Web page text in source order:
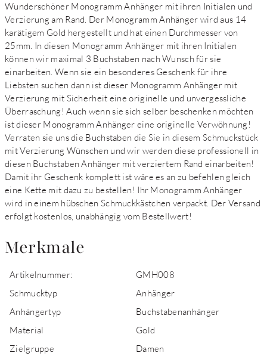
Wunderschöner Monogramm Anhänger mit ihren Initialen und
Verzierung am Rand. Der Monogramm Anhänger wird aus 14
karätigem Gold hergestellt und hat einen Durchmesser von
25mm. In diesen Monogramm Anhänger mit ihren Initialen
können wir maximal 3 Buchstaben nach Wunsch für sie
einarbeiten. Wenn sie ein besonderes Geschenk für ihre
Liebsten suchen dann ist dieser Monogramm Anhänger mit
Verzierung mit Sicherheit eine originelle und unvergessliche
Überraschung! Auch wenn sie sich selber beschenken möchten
ist dieser Monogramm Anhänger eine originelle Verwöhnung!
Verraten sie uns die Buchstaben die Sie in diesem Schmuckstück
mit Verzierung Wünschen und wir werden diese professionell in
diesen Buchstaben Anhänger mit verziertem Rand einarbeiten!
Damit ihr Geschenk komplett ist wäre es an zu befehlen gleich
eine Kette mit dazu zu bestellen! Ihr Monogramm Anhänger
wird in einem hübschen Schmuckkästchen verpackt. Der Versand
erfolgt kostenlos, unabhängig vom Bestellwert!
Merkmale
Artikelnummer:
GMH008
Schmucktyp
Anhänger
Anhängertyp
Buchstabenanhänger
Material
Gold
Zielgruppe
Damen